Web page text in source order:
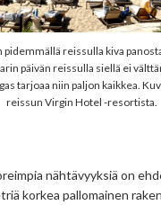
pidemmällä reissulla kiva
päivän reissulla siellä ei
tarjoaa niin paljon kaikkea.
reissun Virgin Hotel -resortista.
nähtävyyksiä on
korkea pallomainen